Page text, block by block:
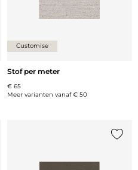
Customise
Stof per meter
€ 65
Meer varianten vanaf€ 50